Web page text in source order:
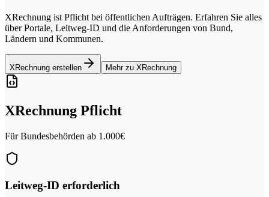
XRechnung ist Pflicht bei öffentlichen Aufträgen. Erfahren Sie alles
über Portale, Leitweg-ID und die Anforderungen von Bund,
Ländern und Kommunen.
XRechnung erstellen Mehr zu XRechnung
XRechnung Pflicht
Für Bundesbehörden ab 1.000€
Leitweg-ID erforderlich